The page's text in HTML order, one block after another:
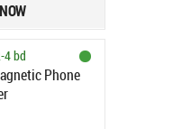
4 bd
Phone